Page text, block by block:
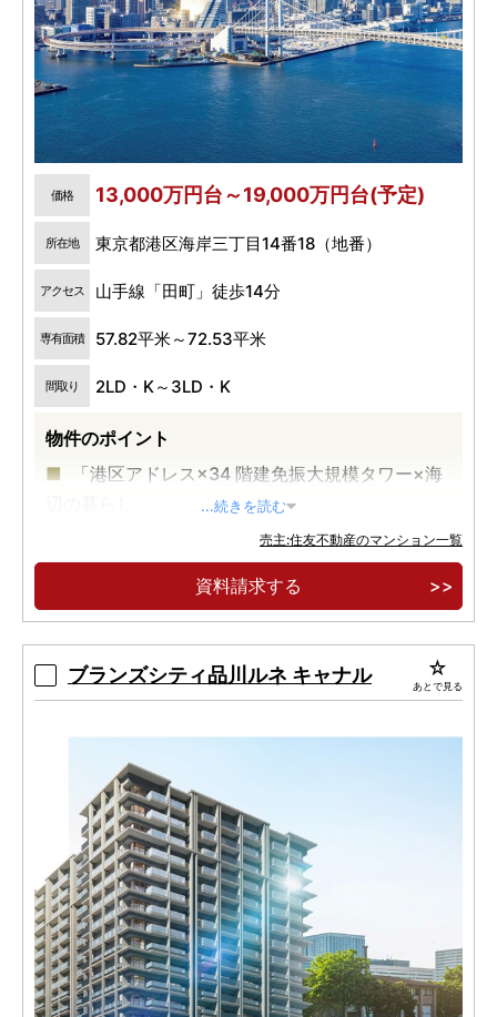
価格 13,000万円台～19,000万円台(予定)
所在地 東京都港区海岸三丁目14番18（地番）
アクセス 山手線「田町」徒歩14分
専有面積 57.82平米～72.53平米
間取り 2LD・K～3LD・K
物件のポイント
「港区アドレス×34 階建免振大規模タワー×海
「芝浦ふ頭」駅徒歩５分 JR 山手線を含む 3 駅
5 路線 都心の主要エリアが直通 10 分圏内
≪充実の共用施設≫スカイラウンジ、ゲストル
...続きを読む
売主:住友不動産のマンション一覧
資料請求する
ブランズシティ品川ルネ キャナル あとで見る